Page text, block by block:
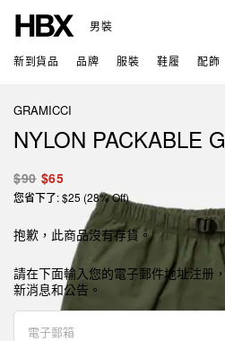
男裝
新到貨品 品牌 服裝 鞋履 配飾
GRAMICCI
NYLON PACKABLE
$90 $65
您省下了: $25 (28% Off)
抱歉，此商品沒有存貨。
請在下面輸入您的電子郵件地址注册
新消息和公告。